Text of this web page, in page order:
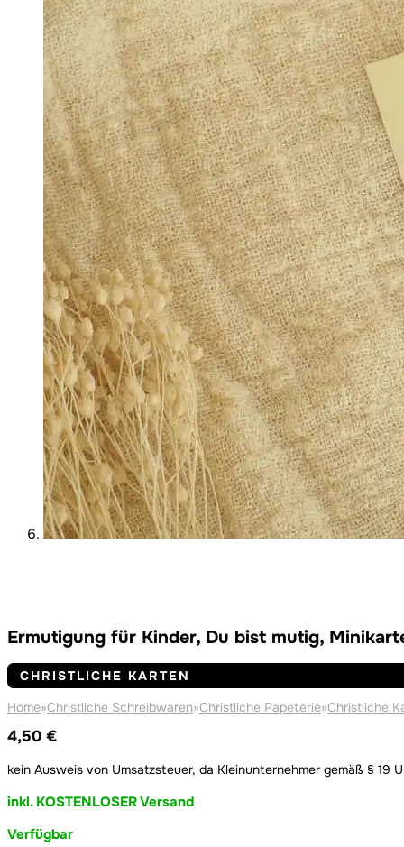
Ermutigung für Kinder, Du bist mutig,
CHRISTLICHE KARTEN
Home»Christliche Schreibwaren»Christliche Papeterie»Christliche
4,50 €
kein Ausweis von Umsatzsteuer, da Kleinunternehmer gemäß § 19
inkl. KOSTENLOSER Versand
Verfügbar